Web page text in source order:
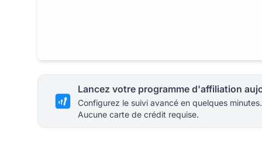
Configurez le suivi avancé en quelques minutes.
Aucune carte de crédit requise.